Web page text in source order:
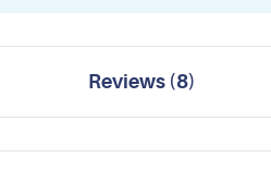
Reviews(8)